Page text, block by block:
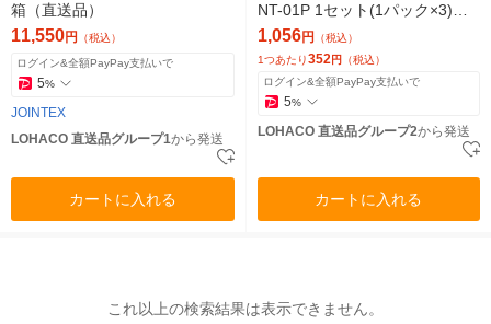
箱（直送品）
11,550円 （税込）
ログイン&全額PayPay支払いで
5%
JOINTEX
LOHACO 直送品グループ1から発送
カートに入れる
NT-01P 1セット(1パック×3)
（直送品）
1,056円
（税込）
1つあたり352円 （税込）
ログイン&全額PayPay支払いで
5%
LOHACO 直送品グループ2から発送
カートに入れる
これ以上の検索結果は表示できません。